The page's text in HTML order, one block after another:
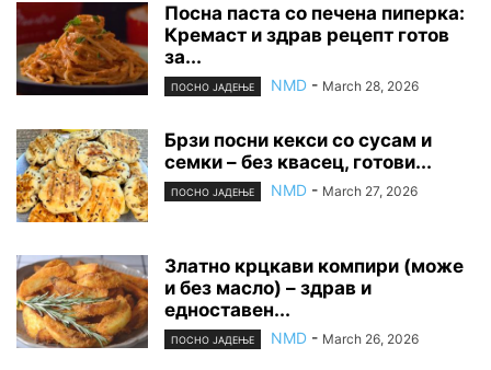
Посна паста со печена пиперка:
Кремаст и здрав рецепт готов
за...
ПОСНО ЈАДЕЊЕ NMD - March 28, 2026
Брзи посни кекси со сусам и
семки – без квасец, готови...
ПОСНО ЈАДЕЊЕ NMD - March 27, 2026
Златно крцкави компири (може
и без масло) – здрав и
едноставен...
ПОСНО ЈАДЕЊЕ NMD - March 26, 2026